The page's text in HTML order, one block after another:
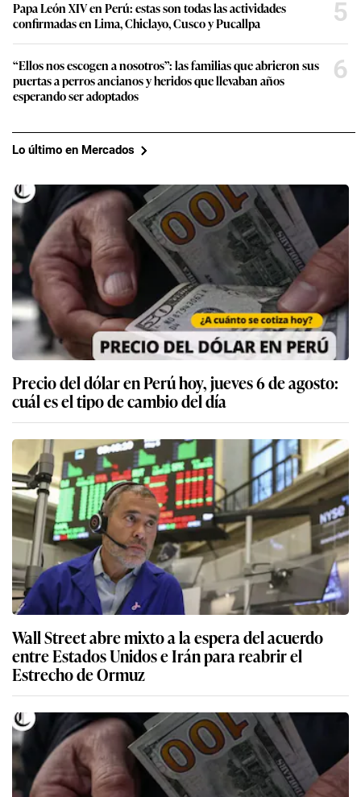
Papa León XIV en Perú: estas son todas las actividades
confirmadas en Lima, Chiclayo, Cusco y Pucallpa
5
“Ellos nos escogen a nosotros”: las familias que abrieron sus
puertas a perros ancianos y heridos que llevaban años
esperando ser adoptados
6
Lo último en Mercados
Precio del dólar en Perú hoy, jueves 6 de agosto:
cuál es el tipo de cambio del día
Wall Street abre mixto a la espera del acuerdo
entre Estados Unidos e Irán para reabrir el
Estrecho de Ormuz